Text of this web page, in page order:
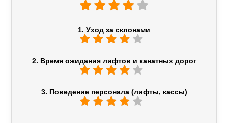
1. Уход за склонами
2. Время ожидания лифтов и канатных дорог
3. Поведение персонала (лифты, кассы)